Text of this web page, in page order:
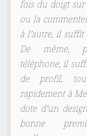
fois du doigt
ou la
à l’autre, il
De même,
téléphone, il
de profil,
rapidement à
dote d’un
bonne